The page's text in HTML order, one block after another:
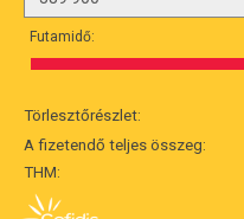
Futamidő:
Törlesztőrészlet:
A fizetendő teljes összeg:
THM: